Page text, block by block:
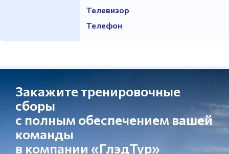
Телевизор
Телефон
Закажите тренировочные
сборы
с полным обеспечением вашей
команды
в компании «ГлэдТур»